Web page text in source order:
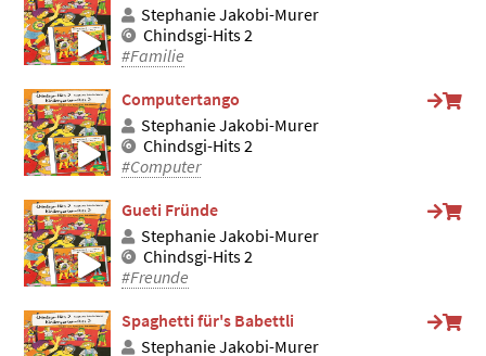
Stephanie Jakobi-Murer
Chindsgi-Hits 2
#Familie
Computertango
Stephanie Jakobi-Murer
Chindsgi-Hits 2
#Computer
Gueti Fründe
Stephanie Jakobi-Murer
Chindsgi-Hits 2
#Freunde
Spaghetti für's Babettli
Stephanie Jakobi-Murer